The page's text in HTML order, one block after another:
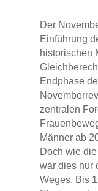
Der
Einführung
historischen
Endphase
zentralen
Männer ab
Doch wie
war dies nur
Weges. Bis